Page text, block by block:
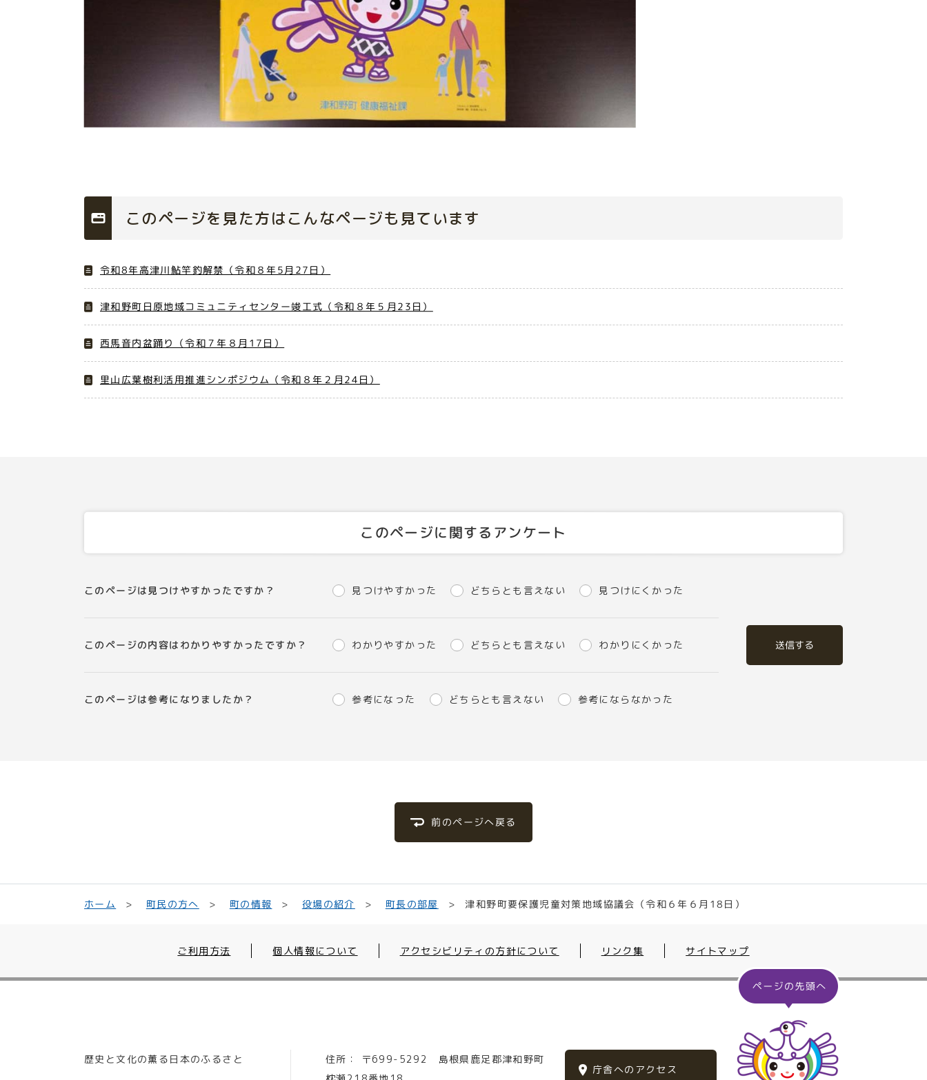
このページを見た方はこんなページも見ています
令和8年高津川鮎竿釣解禁（令和８年5月27日）
津和野町日原地域コミュニティセンター竣工式（令和８年５月23日）
西馬音内盆踊り（令和７年８月17日）
里山広葉樹利活用推進シンポジウム（令和８年２月24日）
このページに関するアンケート
このページは見つけやすかったですか？ 見つけやすかった どちらとも言えない 見つけにくかった
このページの内容はわかりやすかったですか？ わかりやすかった どちらとも言えない わかりにくかった
このページは参考になりましたか？ 参考になった どちらとも言えない 参考にならなかった
送信する
前のページへ戻る
ホーム 町民の方へ 町の情報 役場の紹介 町長の部屋 津和野町要保護児童対策地域協議会（令和６年６月18日）
ご利用方法 個人情報について アクセシビリティの方針について リンク集 サイトマップ
歴史と文化の薫る日本のふるさと 住所： 〒699-5292 島根県鹿足郡津和野町
庁舎へのアクセス